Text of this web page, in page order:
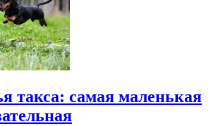
такса: самая маленькая